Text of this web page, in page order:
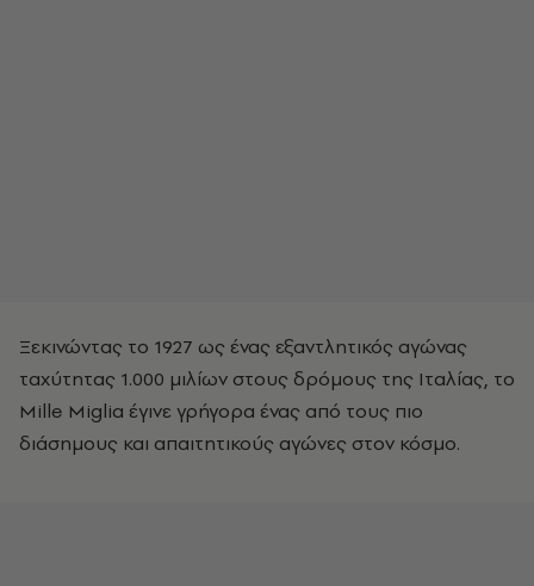
Ξεκινώντας το 1927 ως ένας εξαντλητικός αγώνας
ταχύτητας 1.000 μιλίων στους δρόμους της Ιταλίας, το
Mille Miglia έγινε γρήγορα ένας από τους πιο
διάσημους και απαιτητικούς αγώνες στον κόσμο.